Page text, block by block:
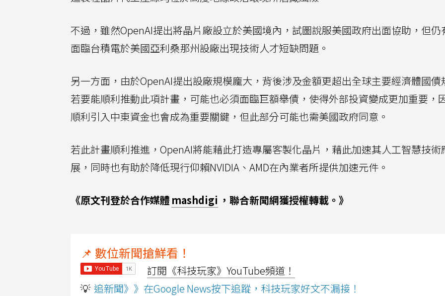
不過，雖然OpenAI提出將晶片廠設立於美國境內，試圖說服美國政府出面協助，但仍
面臨台積電於美國亞利桑那州設廠出現技術人才短缺問題。
另一方面，由於OpenAI提出設廠規模龐大，背後涉及金額更超出全球主要經濟體國債
若要能順利推動此項計畫，可能也必須面臨巨額舉債，使得外部投資變成更加重要，
順利引入中東資金也會成為重要關鍵，但此部分可能也需美國政府同意。
若此計畫順利推進，OpenAI將能藉此打造專屬客製化晶片，藉此加速其人工智慧技術
展，同時也有助於降低現行仰賴NVIDIA、AMD在內業者所提供加速元件。
《原文刊登於合作媒體 mashdigi ，聯合新聞網獲授權轉載。》
📌 數位新聞搶鮮看！
訂閱《科技玩家》YouTube頻道！
💡 追新聞》》在Google News按下追蹤，科技玩家好文不漏接！